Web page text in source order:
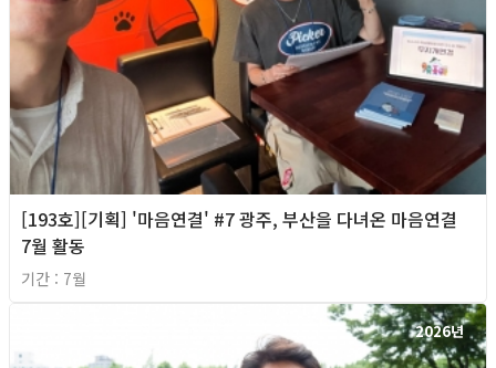
[193호][기획] '마음연결' #7 광주, 부산을 다녀온 마음연결
7월 활동
기간 : 7월
2026년